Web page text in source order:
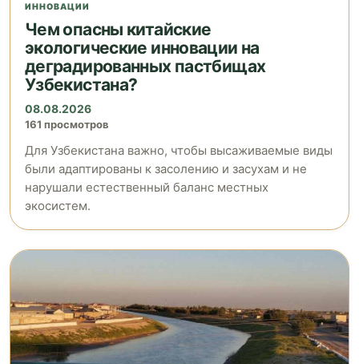
ИННОВАЦИИ
Чем опасны китайские
экологические инновации на
деградированных пастбищах
Узбекистана?
08.08.2026
161 просмотров
Для Узбекистана важно, чтобы высаживаемые виды
были адаптированы к засолению и засухам и не
нарушали естественный баланс местных
экосистем.